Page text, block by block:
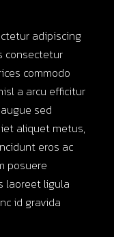
adipiscing
consectetur
commodo
a arcu efficitur
sed
aliquet metus,
eros ac
posuere
laoreet ligula
id gravida